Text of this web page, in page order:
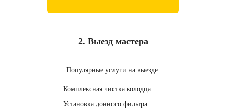
2. Выезд мастера
Популярные услуги на выезде:
Комплексная чистка колодца
Установка донного фильтра